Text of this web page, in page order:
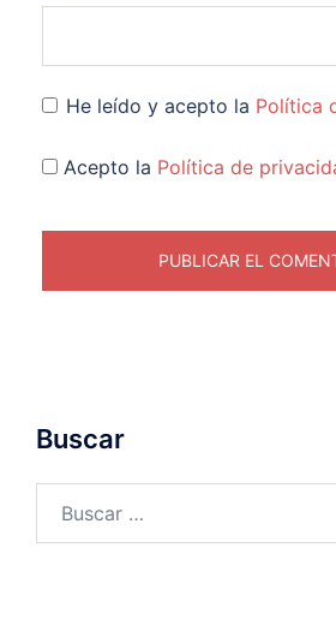
He leído y acepto la Política
Acepto la Política de
Buscar